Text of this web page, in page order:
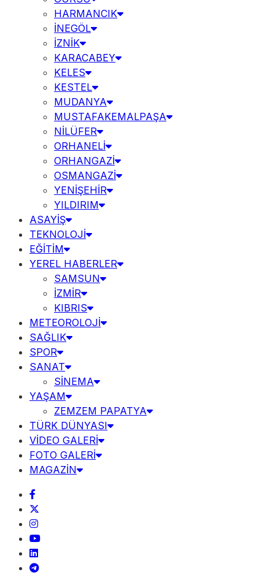
HARMANCIK
İNEGÖL
İZNİK
KARACABEY
KELES
KESTEL
MUDANYA
MUSTAFAKEMALPAŞA
NİLÜFER
ORHANELİ
ORHANGAZİ
OSMANGAZİ
YENİŞEHİR
YILDIRIM
ASAYİŞ
TEKNOLOJİ
EĞİTİM
YEREL HABERLER
SAMSUN
İZMİR
KIBRIS
METEOROLOJİ
SAĞLIK
SPOR
SANAT
SİNEMA
YAŞAM
ZEMZEM PAPATYA
TÜRK DÜNYASI
VİDEO GALERİ
FOTO GALERİ
MAGAZİN